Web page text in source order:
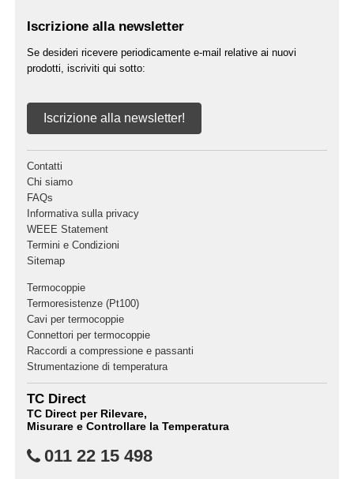
Iscrizione alla newsletter
Se desideri ricevere periodicamente e-mail relative ai nuovi
prodotti, iscriviti qui sotto:
Iscrizione alla newsletter!
Contatti
Chi siamo
FAQs
Informativa sulla privacy
WEEE Statement
Termini e Condizioni
Sitemap
Termocoppie
Termoresistenze (Pt100)
Cavi per termocoppie
Connettori per termocoppie
Raccordi a compressione e passanti
Strumentazione di temperatura
TC Direct
TC Direct per Rilevare,
Misurare e Controllare la Temperatura
011 22 15 498